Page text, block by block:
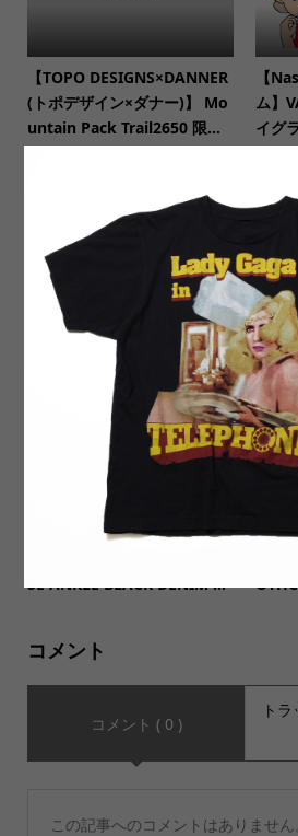
【TOPO DESIGNS×DANNER
(トポデザイン×ダナー)】 Mo
untain Pack Trail2650 限...
【
ム】
イグ
【MILITARY DEADSTOCK ミ
リタリーデッドストック】RO
THCO WHITE CAMO 6P B...
【
ナリ
NTS
【ORDINARY FITS(オーディ
SE ANKLE BLACK DENIM ...
【
コメント
コメント ( 0 )
ト
この記事へのコメントはありません